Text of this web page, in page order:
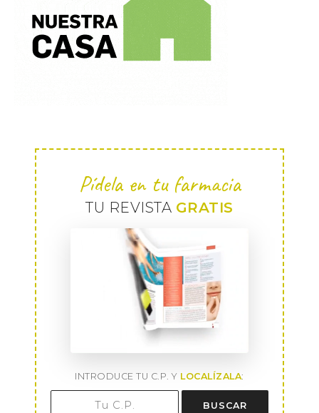
Pídela en tu farmacia
TU REVISTA GRATIS
INTRODUCE TU C.P. Y LOCALÍZALA:
BUSCAR